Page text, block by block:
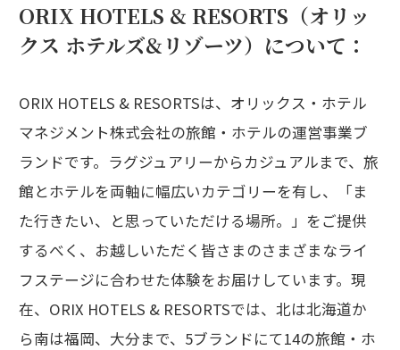
ORIX HOTELS & RESORTS（オリッ
クス ホテルズ&リゾーツ）について：
ORIX HOTELS & RESORTSは、オリックス・ホテル
マネジメント株式会社の旅館・ホテルの運営事業ブ
ランドです。ラグジュアリーからカジュアルまで、旅
館とホテルを両軸に幅広いカテゴリーを有し、「ま
た行きたい、と思っていただける場所。」をご提供
するべく、お越しいただく皆さまのさまざまなライ
フステージに合わせた体験をお届けしています。現
在、ORIX HOTELS & RESORTSでは、北は北海道か
ら南は福岡、大分まで、5ブランドにて14の旅館・ホ